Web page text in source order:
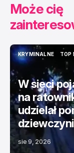
Może cię
KRYMINALNE
KRYMINALNE
TOP
TOP
W sieci
na
udzielał
sie 9, 2026